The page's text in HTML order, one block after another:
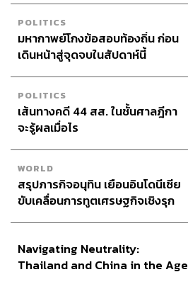
POLITICS
มหากาพย์โกงข้อสอบท้องถิ่น ก่อน
เดินหน้าสู่จุดจบในสัปดาห์นี้
POLITICS
เส้นทางคดี 44 สส. ในชั้นศาลฎีกา
จะรู้ผลเมื่อไร
WORLD
สรุปภารกิจอนุทิน เยือนอินโดนีเซีย
ขับเคลื่อนการทูตเศรษฐกิจเชิงรุก
Navigating Neutrality:
Thailand and China in the Age